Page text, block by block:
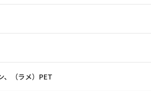
、（ラメ）PET